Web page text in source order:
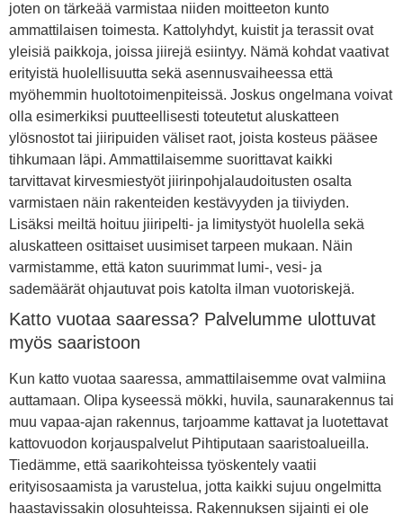
joten on tärkeää varmistaa niiden moitteeton kunto
ammattilaisen toimesta. Kattolyhdyt, kuistit ja terassit ovat
yleisiä paikkoja, joissa jiirejä esiintyy. Nämä kohdat vaativat
erityistä huolellisuutta sekä asennusvaiheessa että
myöhemmin huoltotoimenpiteissä. Joskus ongelmana voivat
olla esimerkiksi puutteellisesti toteutetut aluskatteen
ylösnostot tai jiiripuiden väliset raot, joista kosteus pääsee
tihkumaan läpi. Ammattilaisemme suorittavat kaikki
tarvittavat kirvesmiestyöt jiirinpohjalaudoitusten osalta
varmistaen näin rakenteiden kestävyyden ja tiiviyden.
Lisäksi meiltä hoituu jiiripelti- ja limitystyöt huolella sekä
aluskatteen osittaiset uusimiset tarpeen mukaan. Näin
varmistamme, että katon suurimmat lumi-, vesi- ja
sademäärät ohjautuvat pois katolta ilman vuotoriskejä.
Katto vuotaa saaressa? Palvelumme ulottuvat
myös saaristoon
Kun katto vuotaa saaressa, ammattilaisemme ovat valmiina
auttamaan. Olipa kyseessä mökki, huvila, saunarakennus tai
muu vapaa-ajan rakennus, tarjoamme kattavat ja luotettavat
kattovuodon korjauspalvelut Pihtiputaan saaristoalueilla.
Tiedämme, että saarikohteissa työskentely vaatii
erityisosaamista ja varustelua, jotta kaikki sujuu ongelmitta
haastavissakin olosuhteissa. Rakennuksen sijainti ei ole